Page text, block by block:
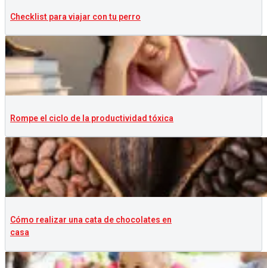
Checklist para viajar con tu perro
Rompe el ciclo de la productividad tóxica
Cómo realizar una cata de chocolates en
casa